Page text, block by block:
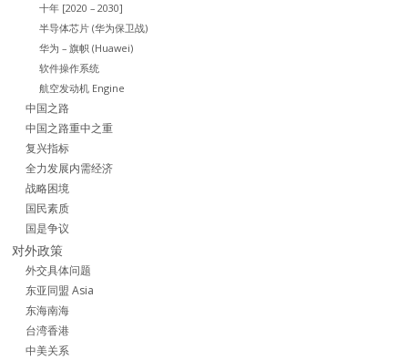
十年 [2020 – 2030]
半导体芯片 (华为保卫战)
华为 – 旗帜 (Huawei)
软件操作系统
航空发动机 Engine
中国之路
中国之路重中之重
复兴指标
全力发展内需经济
战略困境
国民素质
国是争议
对外政策
外交具体问题
东亚同盟 Asia
东海南海
台湾香港
中美关系